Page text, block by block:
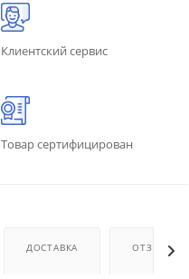
Клиентский сервис
Товар сертифицирован
ДОСТАВКА ОТЗЫВЫ